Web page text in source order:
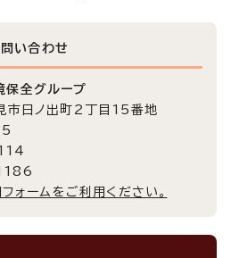
い合わせ
保全グループ
日ノ出町2丁目15番地
ォームをご利用ください。